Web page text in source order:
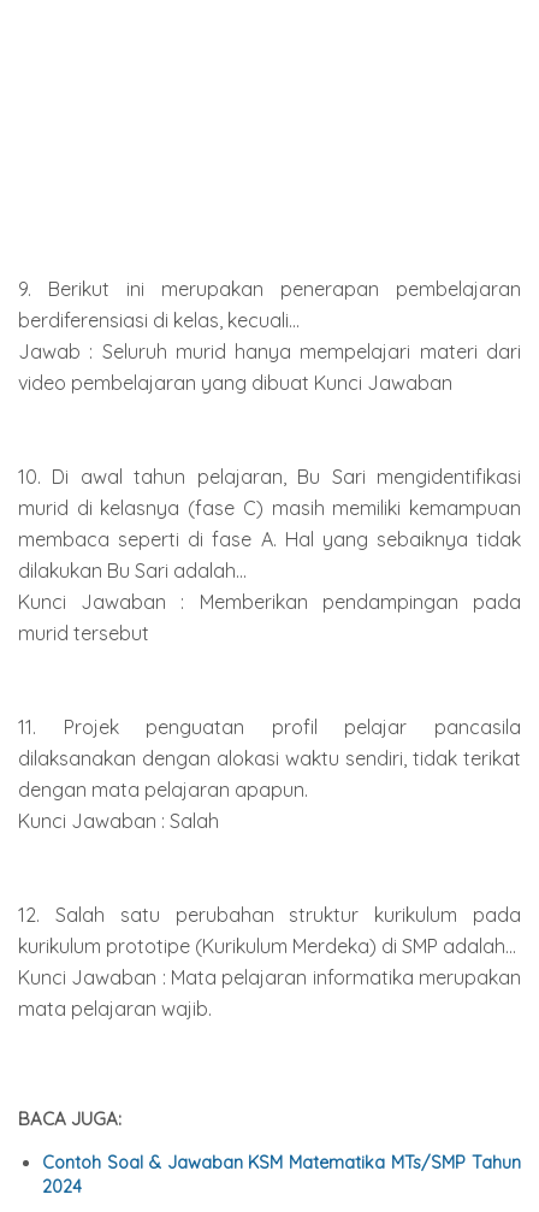
9. Berikut ini merupakan penerapan pembelajaran
berdiferensiasi di kelas, kecuali...
Jawab : Seluruh murid hanya mempelajari materi dari
video pembelajaran yang dibuat Kunci Jawaban
10. Di awal tahun pelajaran, Bu Sari mengidentifikasi
murid di kelasnya (fase C) masih memiliki kemampuan
membaca seperti di fase A. Hal yang sebaiknya tidak
dilakukan Bu Sari adalah...
Kunci Jawaban : Memberikan pendampingan pada
murid tersebut
11. Projek penguatan profil pelajar pancasila
dilaksanakan dengan alokasi waktu sendiri, tidak terikat
dengan mata pelajaran apapun.
Kunci Jawaban : Salah
12. Salah satu perubahan struktur kurikulum pada
kurikulum prototipe (Kurikulum Merdeka) di SMP adalah...
Kunci Jawaban : Mata pelajaran informatika merupakan
mata pelajaran wajib.
BACA JUGA:
Contoh Soal & Jawaban KSM Matematika MTs/SMP Tahun
2024